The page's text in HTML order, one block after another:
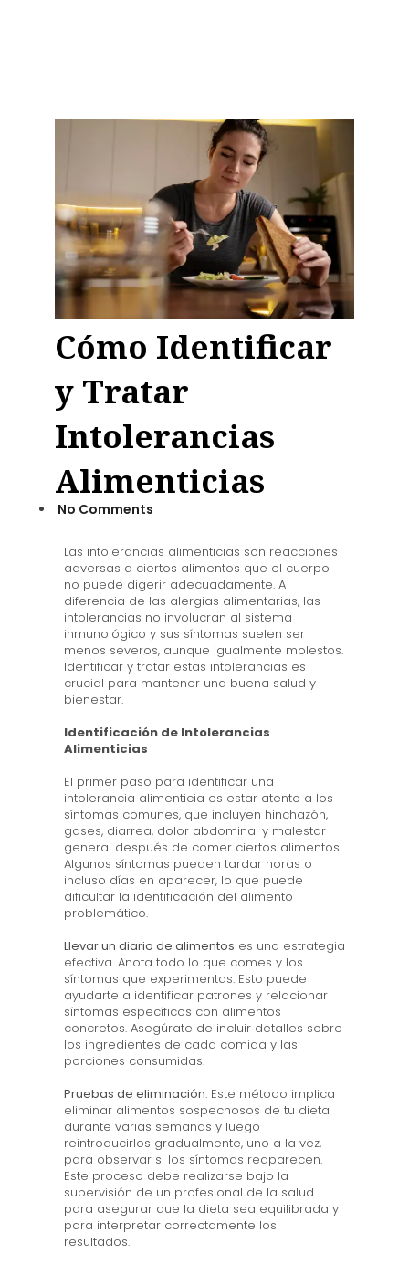
Cómo Identificar
y Tratar
Intolerancias
Alimenticias
No Comments
Las intolerancias alimenticias son reacciones
adversas a ciertos alimentos que el cuerpo
no puede digerir adecuadamente. A
diferencia de las alergias alimentarias, las
intolerancias no involucran al sistema
inmunológico y sus síntomas suelen ser
menos severos, aunque igualmente molestos.
Identificar y tratar estas intolerancias es
crucial para mantener una buena salud y
bienestar.
Identificación de Intolerancias
Alimenticias
El primer paso para identificar una
intolerancia alimenticia es estar atento a los
síntomas comunes, que incluyen hinchazón,
gases, diarrea, dolor abdominal y malestar
general después de comer ciertos alimentos.
Algunos síntomas pueden tardar horas o
incluso días en aparecer, lo que puede
dificultar la identificación del alimento
problemático.
Llevar un diario de alimentos es una estrategia
efectiva. Anota todo lo que comes y los
síntomas que experimentas. Esto puede
ayudarte a identificar patrones y relacionar
síntomas específicos con alimentos
concretos. Asegúrate de incluir detalles sobre
los ingredientes de cada comida y las
porciones consumidas.
Pruebas de eliminación: Este método implica
eliminar alimentos sospechosos de tu dieta
durante varias semanas y luego
reintroducirlos gradualmente, uno a la vez,
para observar si los síntomas reaparecen.
Este proceso debe realizarse bajo la
supervisión de un profesional de la salud
para asegurar que la dieta sea equilibrada y
para interpretar correctamente los
resultados.